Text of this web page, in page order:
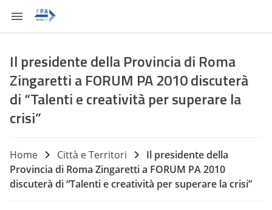
Il presidente della Provincia di Roma
Zingaretti a FORUM PA 2010 discuterà
di “Talenti e creatività per superare la
crisi”
Home Città e Territori
Il presidente della
Provincia di Roma Zingaretti a FORUM PA 2010
discuterà di “Talenti e creatività per superare la crisi”